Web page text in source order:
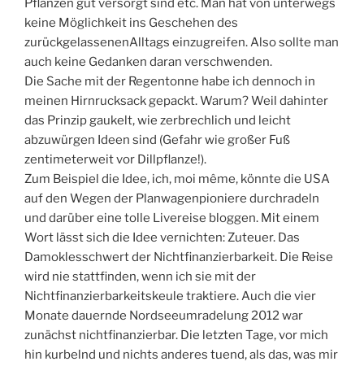
Pflanzen gut versorgt sind etc. Man hat von unterwegs
keine Möglichkeit ins Geschehen des
zurückgelassenenAlltags einzugreifen. Also sollte man
auch keine Gedanken daran verschwenden.
Die Sache mit der Regentonne habe ich dennoch in
meinen Hirnrucksack gepackt. Warum? Weil dahinter
das Prinzip gaukelt, wie zerbrechlich und leicht
abzuwürgen Ideen sind (Gefahr wie großer Fuß
zentimeterweit vor Dillpflanze!).
Zum Beispiel die Idee, ich, moi même, könnte die USA
auf den Wegen der Planwagenpioniere durchradeln
und darüber eine tolle Livereise bloggen. Mit einem
Wort lässt sich die Idee vernichten: Zuteuer. Das
Damoklesschwert der Nichtfinanzierbarkeit. Die Reise
wird nie stattfinden, wenn ich sie mit der
Nichtfinanzierbarkeitskeule traktiere. Auch die vier
Monate dauernde Nordseeumradelung 2012 war
zunächst nichtfinanzierbar. Die letzten Tage, vor mich
hin kurbelnd und nichts anderes tuend, als das, was mir